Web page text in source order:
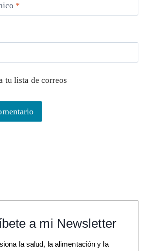
*
tu lista de correos
a mi Newsletter
la salud, la alimentación y la